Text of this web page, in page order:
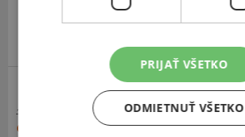
168,51 €
99,70 €
PRIJAŤ VŠETKO
ODMIETNUŤ VŠETKO